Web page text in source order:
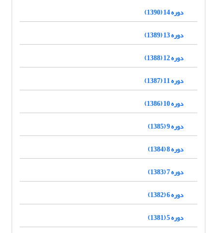
دوره 14 (1390)
دوره 13 (1389)
دوره 12 (1388)
دوره 11 (1387)
دوره 10 (1386)
دوره 9 (1385)
دوره 8 (1384)
دوره 7 (1383)
دوره 6 (1382)
دوره 5 (1381)